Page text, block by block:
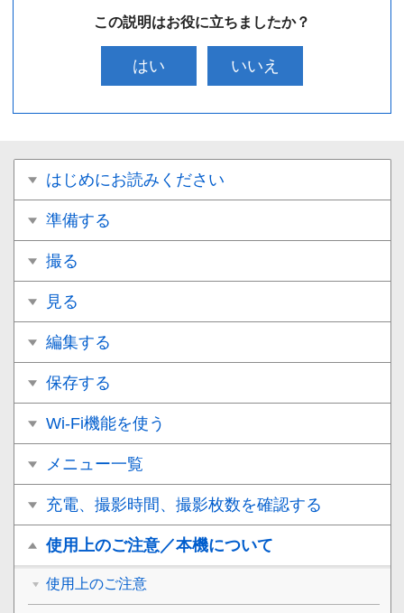
この説明はお役に立ちましたか？
はい いいえ
はじめにお読みください
準備する
撮る
見る
編集する
保存する
Wi-Fi機能を使う
メニュー一覧
充電、撮影時間、撮影枚数を確認する
使用上のご注意／本機について
使用上のご注意